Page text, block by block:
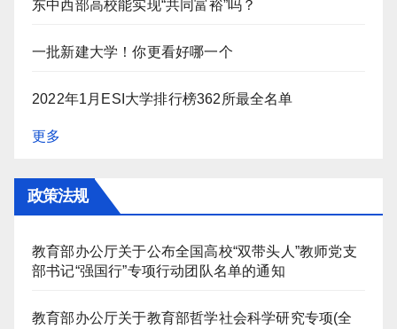
东中西部高校能实现“共同富裕”吗？
一批新建大学！你更看好哪一个
2022年1月ESI大学排行榜362所最全名单
更多
政策法规
教育部办公厅关于公布全国高校“双带头人”教师党支
部书记“强国行”专项行动团队名单的通知
教育部办公厅关于教育部哲学社会科学研究专项(全